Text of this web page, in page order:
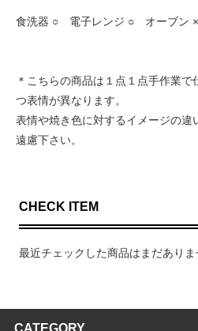
食洗器 ○ 電子レンジ ○ オーブン ×
＊こちらの商品は１点１点手作業
つ表情が異なります。
表情や焼き色に対するイメージの違
遠慮下さい。
CHECK ITEM
最近チェックした商品はまだありま
CATEGORY